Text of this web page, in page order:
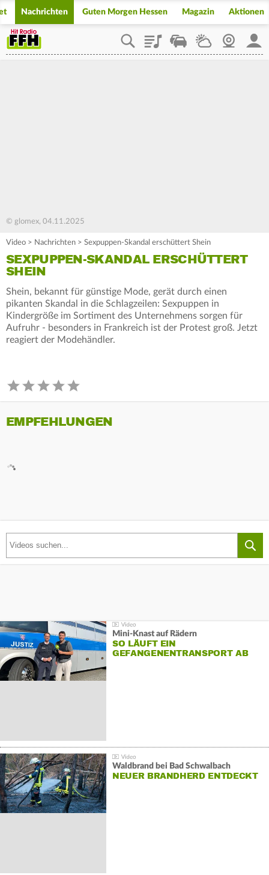
Nachrichten Guten Morgen Hessen Magazin Aktionen
PlaylistStaupilotWetterWebcam
© glomex, 04.11.2025
Video > Nachrichten > Sexpuppen-Skandal erschüttert Shein
SEXPUPPEN-SKANDAL ERSCHÜTTERT
SHEIN
Shein, bekannt für günstige Mode, gerät durch einen
pikanten Skandal in die Schlagzeilen: Sexpuppen in
Kindergröße im Sortiment des Unternehmens sorgen für
Aufruhr - besonders in Frankreich ist der Protest groß. Jetzt
reagiert der Modehändler.
EMPFEHLUNGEN
Mini-Knast auf Rädern
SO LÄUFT EIN
GEFANGENENTRANSPORT AB
Waldbrand bei Bad Schwalbach
NEUER BRANDHERD ENTDECKT